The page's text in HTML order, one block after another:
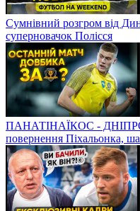
Сумнівний розгром від
суперновачок Полісся
ПАНАТІНАЇКОС -
повернення Піхальонка,